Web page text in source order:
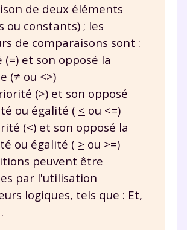
de deux éléments
ou constants) ; les
de comparaisons sont :
(=) et son opposé la
(≠ ou <>)
(>) et son opposé
ou égalité ( < ou <=)
(<) et son opposé la
ou égalité ( > ou >=)
peuvent être
par l'utilisation
logiques, tels que : Et,